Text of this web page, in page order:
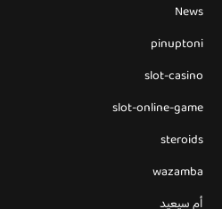
News
pinuptoni
slot-casino
slot-online-game
steroids
wazamba
أم سيعيد